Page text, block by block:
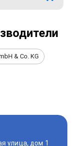
& Co. KG
улица, дом 1